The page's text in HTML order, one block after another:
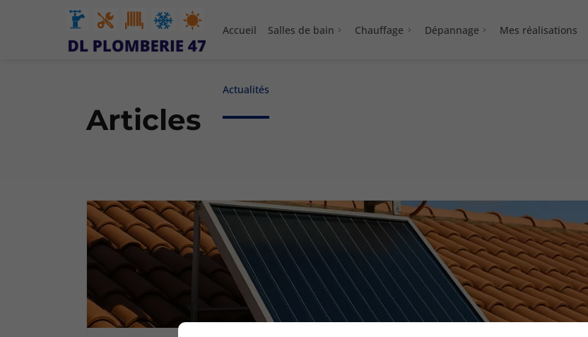
Accueil Salles de bain Chauffage Dépannage Mes réalisations
Actualités
Articles